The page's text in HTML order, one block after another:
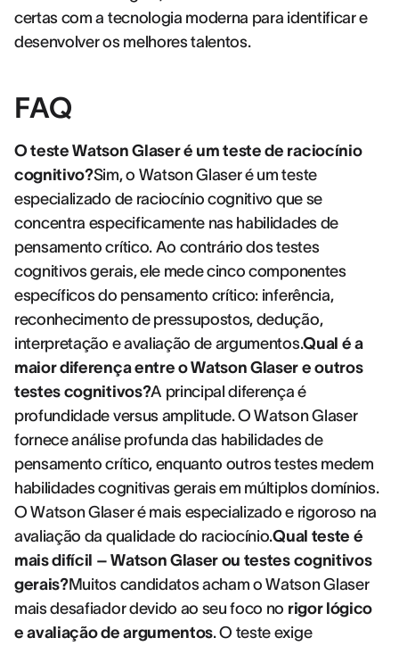
certas com a tecnologia moderna para identificar e
desenvolver os melhores talentos.
FAQ
O teste Watson Glaser é um teste de raciocínio
cognitivo?Sim, o Watson Glaser é um teste
especializado de raciocínio cognitivo que se
concentra especificamente nas habilidades de
pensamento crítico. Ao contrário dos testes
cognitivos gerais, ele mede cinco componentes
específicos do pensamento crítico: inferência,
reconhecimento de pressupostos, dedução,
interpretação e avaliação de argumentos.Qual é a
maior diferença entre o Watson Glaser e outros
testes cognitivos?A principal diferença é
profundidade versus amplitude. O Watson Glaser
fornece análise profunda das habilidades de
pensamento crítico, enquanto outros testes medem
habilidades cognitivas gerais em múltiplos domínios.
O Watson Glaser é mais especializado e rigoroso na
avaliação da qualidade do raciocínio.Qual teste é
mais difícil – Watson Glaser ou testes cognitivos
gerais?Muitos candidatos acham o Watson Glaser
mais desafiador devido ao seu foco no rigor lógico
e avaliação de argumentos. O teste exige